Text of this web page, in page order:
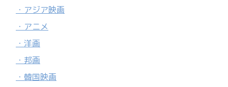
・アジア映画
・アニメ
・洋画
・邦画
・韓国映画